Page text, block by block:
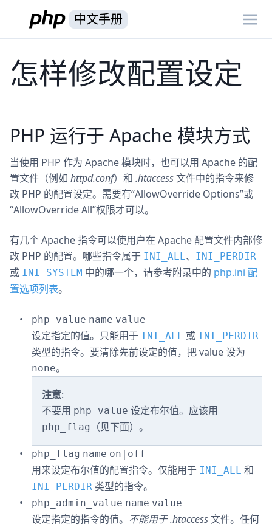
中文手册
怎样修改配置设定
PHP 运行于 Apache 模块方式
当使用 PHP 作为 Apache 模块时，也可以用 Apache 的配
置文件（例如 httpd.conf）和 .htaccess文件中的指令来修
改 PHP 的配置设定。需要有“AllowOverride Options”或
“AllowOverride All”权限才可以。
有几个 Apache 指令可以使用户在 Apache 配置文件内部修
改 PHP 的配置。哪些指令属于 INI_ALL、 INI_PERDIR
或 INI_SYSTEM 中的哪一个，请参考附录中的 php.ini 配
置选项列表。
php_value name value
设定指定的值。只能用于 INI_ALL 或 INI_PERDIR
类型的指令。要清除先前设定的值，把 value 设为
none。
注意:
不要用 php_value 设定布尔值。应该用
php_flag （见下面）。
php_flag name on|off
用来设定布尔值的配置指令。仅能用于 INI_ALL 和
INI_PERDIR 类型的指令。
php_admin_value name value
设定指定的指令的值。 不能用于.htaccess文件。任何